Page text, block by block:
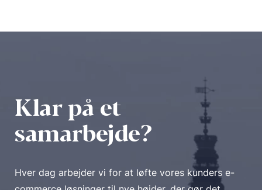
Klar på et
samarbejde?
Hver dag arbejder vi for at løfte vores kunders e-